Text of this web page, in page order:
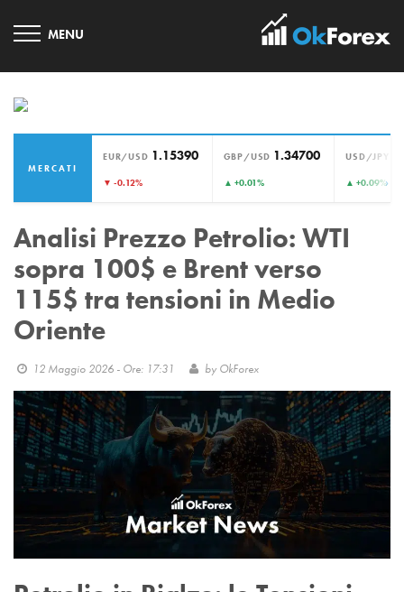
MERCATI
EUR/USD 1.15390
▼ -0.12%
GBP/USD 1.34700
▲ +0.01%
USD/JPY
▲ +0.09%
›
Analisi Prezzo Petrolio: WTI
sopra 100$ e Brent verso
115$ tra tensioni in Medio
Oriente
12 Maggio 2026 - Ore: 17:31 by OkForex